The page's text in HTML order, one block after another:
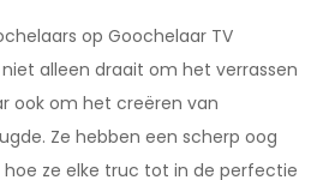
op Goochelaar TV
alleen draait om het verrassen
ook om het creëren van
Ze hebben een scherp oog
ze elke truc tot in de perfectie